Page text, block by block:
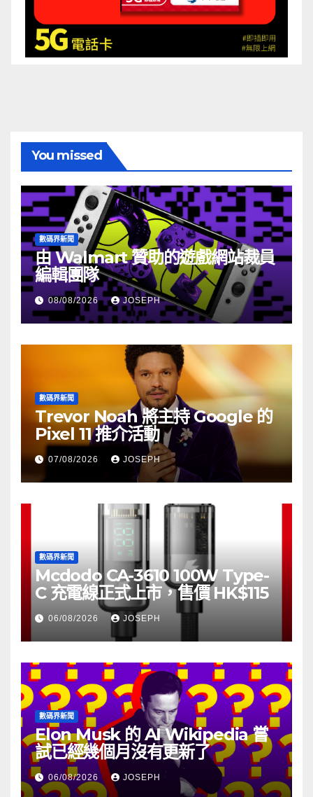
You missed
數碼界新聞
由 Walmart 贊助的遊戲網站裁員
編輯團隊
08/08/2026 JOSEPH
數碼界新聞
Trevor Noah 將主持 Google 的
Pixel 11 推介活動
07/08/2026 JOSEPH
數碼界新聞
Mcdodo CA-3610 100W Type-
C 充電線正式上市，售價 HK$115
06/08/2026 JOSEPH
數碼界新聞
Elon Musk 的 AI Wikipedia 嘗
試已經幾個月沒有更新了
06/08/2026 JOSEPH